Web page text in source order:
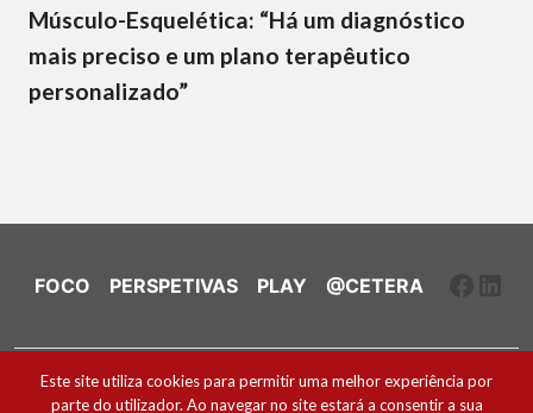
Músculo-Esquelética: “Há um diagnóstico
mais preciso e um plano terapêutico
personalizado”
FOCO PERSPETIVAS PLAY @CETERA
Ficha Técnica e Estatuto Editorial
Este site utiliza cookies para permitir uma melhor experiência por
parte do utilizador. Ao navegar no site estará a consentir a sua